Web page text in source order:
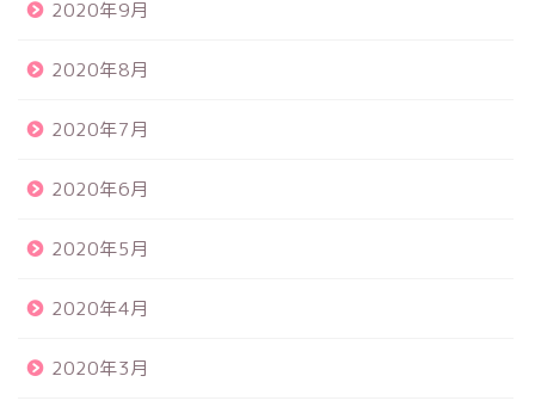
2020年9月
2020年8月
2020年7月
2020年6月
2020年5月
2020年4月
2020年3月